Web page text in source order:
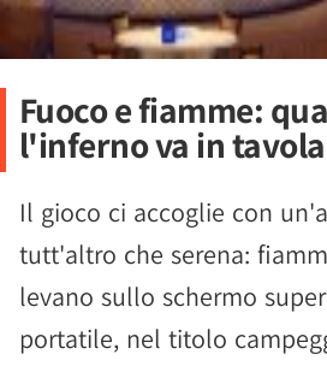
Fuoco e fiamme:
l'inferno va in tavola
Il gioco ci accoglie con
tutt'altro che serena:
levano sullo schermo
portatile, nel titolo